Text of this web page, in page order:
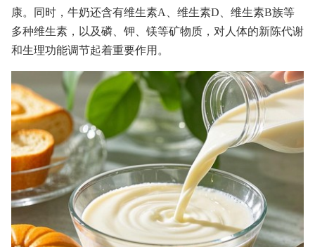
康。同时，牛奶还含有维生素A、维生素D、维生素B族等
多种维生素，以及磷、钾、镁等矿物质，对人体的新陈代谢
和生理功能调节起着重要作用。